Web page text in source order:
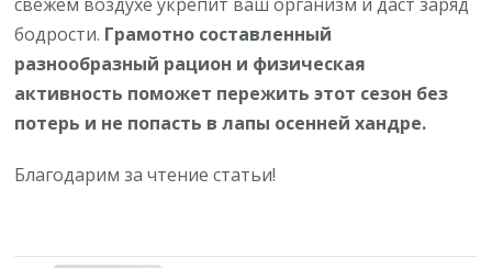
бодрости. Грамотно составленный
разнообразный рацион и физическая
активность поможет пережить этот сезон без
потерь и не попасть в лапы осенней хандре.
Благодарим за чтение статьи!